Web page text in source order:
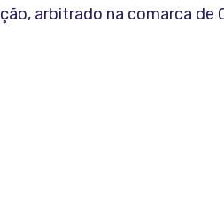
arbitrado na comarca de